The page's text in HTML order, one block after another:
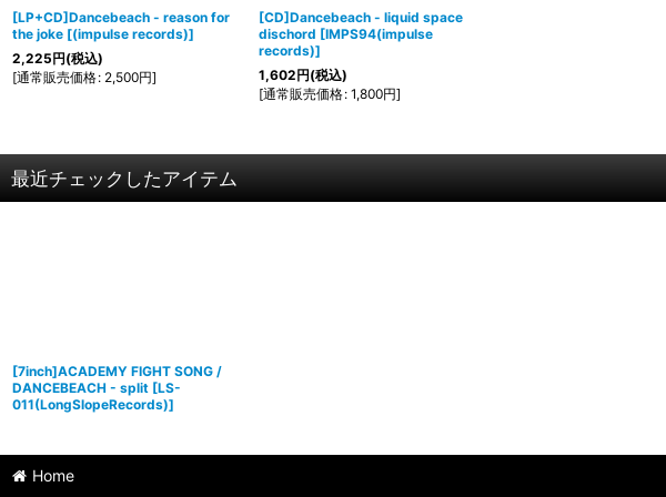
[LP+CD]Dancebeach - reason for
the joke [(impulse records)]
2,225円(税込)
[通常販売価格: 2,500円]
[CD]Dancebeach - liquid space
dischord [IMPS94(impulse
records)]
1,602円(税込)
[通常販売価格: 1,800円]
最近チェックしたアイテム
[7inch]ACADEMY FIGHT SONG /
DANCEBEACH - split [LS-
011(LongSlopeRecords)]
Home